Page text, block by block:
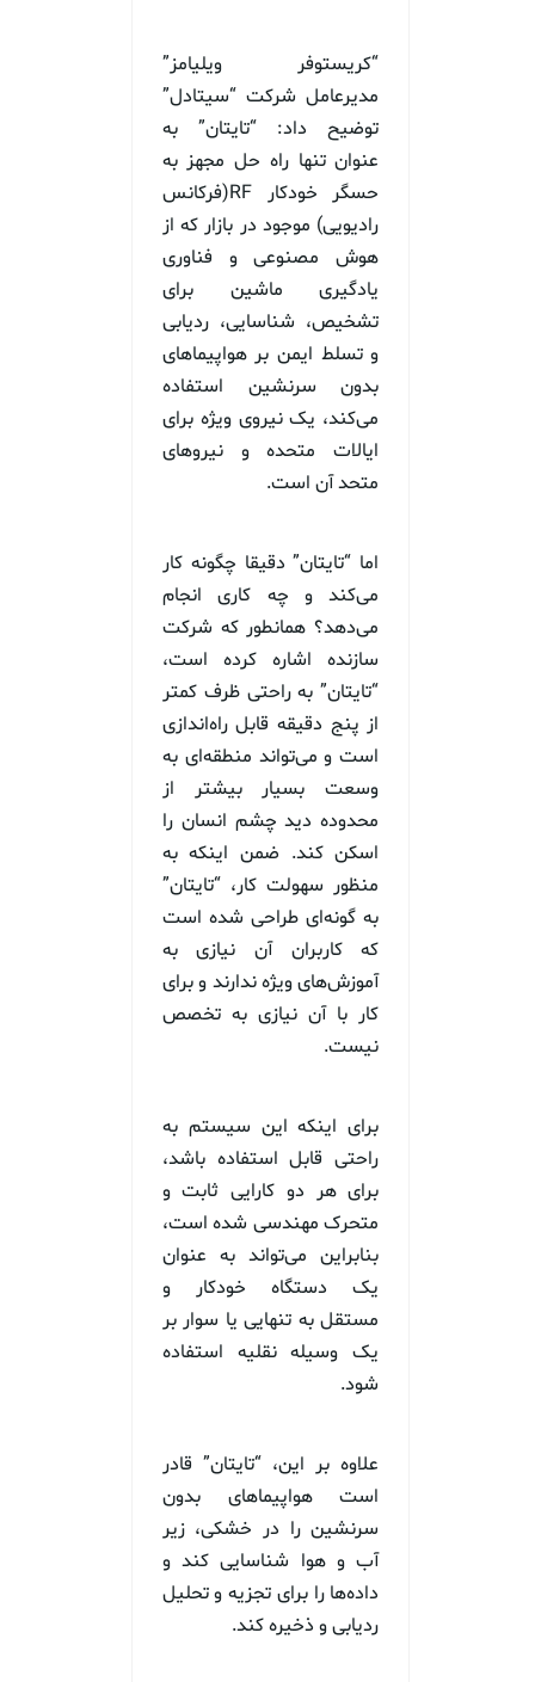
“کریستوفر ویلیامز”
مدیرعامل شرکت “سیتادل”
توضیح داد: “تایتان” به
عنوان تنها راه حل مجهز به
حسگر خودکار RF(فرکانس
رادیویی) موجود در بازار که از
هوش مصنوعی و فناوری
یادگیری ماشین برای
تشخیص، شناسایی، ردیابی
و تسلط ایمن بر هواپیماهای
بدون سرنشین استفاده
می‌کند، یک نیروی ویژه برای
ایالات متحده و نیروهای
متحد آن است.
اما “تایتان” دقیقا چگونه کار
می‌کند و چه کاری انجام
می‌دهد؟ همانطور که شرکت
سازنده اشاره کرده است،
“تایتان” به راحتی ظرف کمتر
از پنج دقیقه قابل راه‌اندازی
است و می‌تواند منطقه‌ای به
وسعت بسیار بیشتر از
محدوده دید چشم انسان را
اسکن کند. ضمن اینکه به
منظور سهولت کار، “تایتان”
به گونه‌ای طراحی شده است
که کاربران آن نیازی به
آموزش‌های ویژه ندارند و برای
کار با آن نیازی به تخصص
نیست.
برای اینکه این سیستم به
راحتی قابل استفاده باشد،
برای هر دو کارایی ثابت و
متحرک مهندسی شده است،
بنابراین می‌تواند به عنوان
یک دستگاه خودکار و
مستقل به تنهایی یا سوار بر
یک وسیله نقلیه استفاده
شود.
علاوه بر این، “تایتان” قادر
است هواپیماهای بدون
سرنشین را در خشکی، زیر
آب و هوا شناسایی کند و
داده‌ها را برای تجزیه و تحلیل
ردیابی و ذخیره کند.